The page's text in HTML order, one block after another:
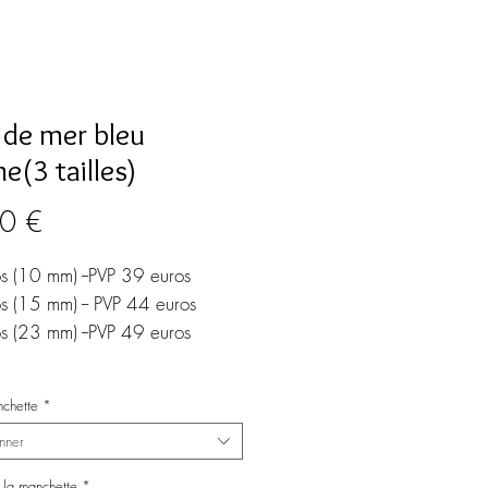
mer bleu
tailles)
€
(10 mm) --PVP 39 euros
(15 mm) -- PVP 44 euros
(23 mm) --PVP 49 euros
(*) .
végétal fait par une entreprise
*